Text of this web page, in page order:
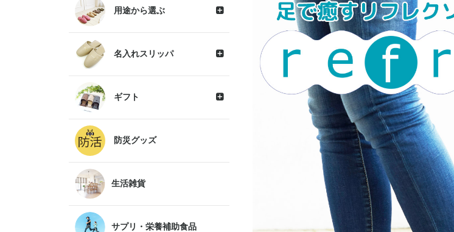
用途から選ぶ
名入れスリッパ
ギフト
防災グッズ
生活雑貨
サプリ・栄養補助食品